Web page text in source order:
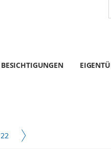
BESICHTIGUNGEN
22